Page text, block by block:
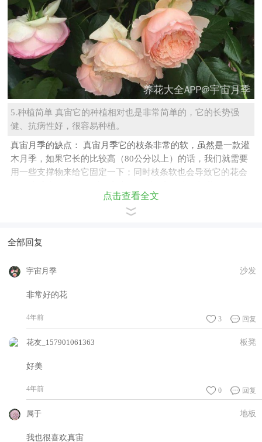
5.种植简单 真宙它的种植相对也是非常简单的，它的长势强
健、抗病性好，很容易种植。
真宙月季的缺点： 真宙月季它的枝条非常的软，虽然是一款灌
木月季，如果它长的比较高（80公分以上）的话，我们就需要
用一些支撑物来给它固定一下；同时枝条软也会导致它的花会
点击查看全文
全部回复
宇宙月季 沙发
非常好的花
4年前 回复
3
花友_157901061363 板凳
好美
4年前 回复
0
属于 地板
我也很喜欢真宙